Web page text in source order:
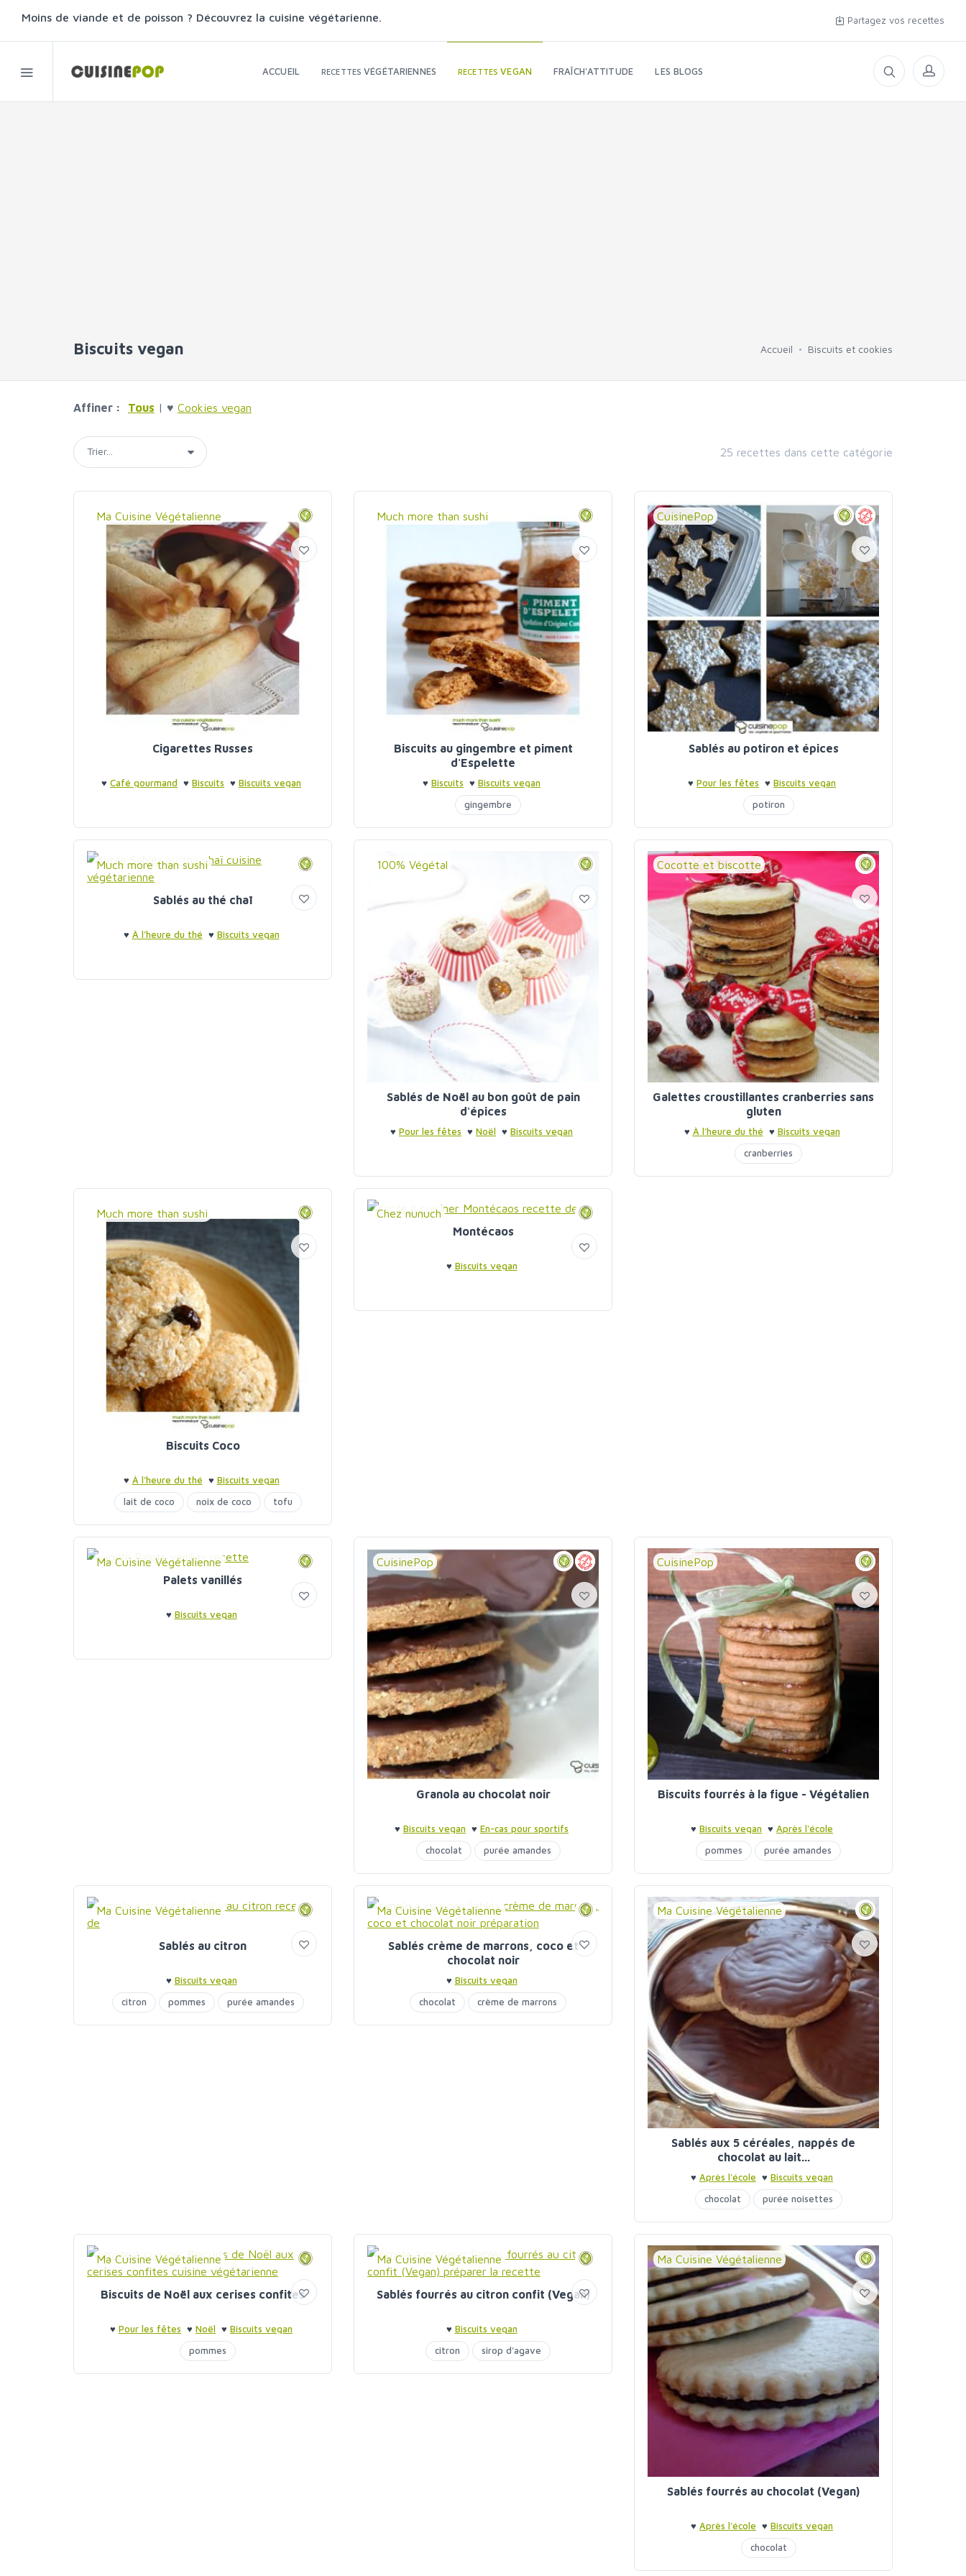
Moins de viande et de poisson ? Découvrez la cuisine végétarienne. Partagez vos recettes
ACCUEIL RECETTESVÉGÉTARIENNES RECETTESVEGAN FRAÎCH'ATTITUDE LES BLOGS
Biscuits vegan Accueil Biscuits et cookies
Affiner : Tous | ♥ Cookies vegan
25 recettes dans cette catégorie
Ma Cuisine Végétalienne
Cigarettes Russes
♥ Café gourmand ♥ Biscuits ♥ Biscuits vegan
Much more than sushi
Biscuits au gingembre et piment
d'Espelette
♥ Biscuits ♥ Biscuits vegan
gingembre
CuisinePop
Sablés au potiron et épices
♥ Pour les fêtes ♥ Biscuits vegan
potiron
Much more than sushi
Sablés au thé chaï
♥ À l'heure du thé ♥ Biscuits vegan
100% Végétal
Sablés de Noël au bon goût de pain
d'épices
♥ Pour les fêtes ♥ Noël ♥ Biscuits vegan
Cocotte et biscotte
Galettes croustillantes cranberries sans
gluten
♥ À l'heure du thé ♥ Biscuits vegan
cranberries
Much more than sushi
Biscuits Coco
♥ À l'heure du thé ♥ Biscuits vegan
lait de coco
noix de coco tofu
Chez nunuch
Montécaos
♥ Biscuits vegan
Ma Cuisine Végétalienne
Palets vanillés
♥ Biscuits vegan
CuisinePop
Granola au chocolat noir
♥ Biscuits vegan ♥ En-cas pour sportifs
chocolat
purée amandes
CuisinePop
Biscuits fourrés à la figue - Végétalien
♥ Biscuits vegan ♥ Après l'école
pommes
purée amandes
sirop d'agave
Ma Cuisine Végétalienne
Sablés au citron
♥ Biscuits vegan
citron
pommes purée amandes
Ma Cuisine Végétalienne
Sablés crème de marrons, coco et
chocolat noir
♥ Biscuits vegan
chocolat
crème de marrons
noix de coco
Ma Cuisine Végétalienne
Sablés aux 5 céréales, nappés de
chocolat au lait...
♥ Après l'école ♥ Biscuits vegan
chocolat
purée noisettes
Ma Cuisine Végétalienne
Biscuits de Noël aux cerises confites
♥ Pour les fêtes ♥ Noël ♥ Biscuits vegan
pommes
Ma Cuisine Végétalienne
Sablés fourrés au citron confit (Vegan)
♥ Biscuits vegan
citron
sirop d'agave
Ma Cuisine Végétalienne
Sablés fourrés au chocolat (Vegan)
♥ Après l'école ♥ Biscuits vegan
chocolat